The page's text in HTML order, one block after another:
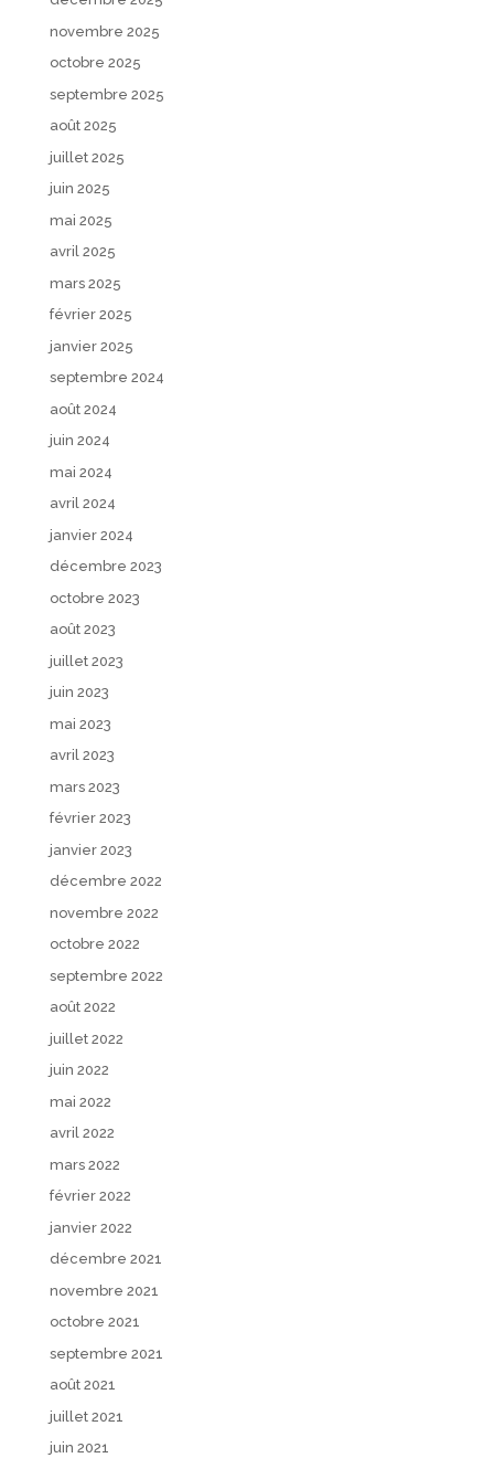
novembre 2025
octobre 2025
septembre 2025
août 2025
juillet 2025
juin 2025
mai 2025
avril 2025
mars 2025
février 2025
janvier 2025
septembre 2024
août 2024
juin 2024
mai 2024
avril 2024
janvier 2024
décembre 2023
octobre 2023
août 2023
juillet 2023
juin 2023
mai 2023
avril 2023
mars 2023
février 2023
janvier 2023
décembre 2022
novembre 2022
octobre 2022
septembre 2022
août 2022
juillet 2022
juin 2022
mai 2022
avril 2022
mars 2022
février 2022
janvier 2022
décembre 2021
novembre 2021
octobre 2021
septembre 2021
août 2021
juillet 2021
juin 2021